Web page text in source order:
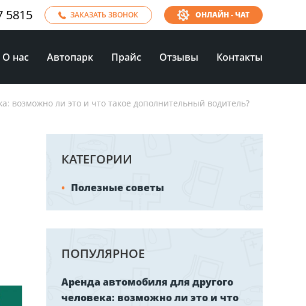
5815 ЗАКАЗАТЬ ЗВОНОК ОНЛАЙН - ЧАТ
О нас Автопарк Прайс Отзывы Контакты
возможно ли это и что такое дополнительный водитель?
КАТЕГОРИИ
Полезные советы
ПОПУЛЯРНОЕ
Аренда автомобиля для другого
человека: возможно ли это и что